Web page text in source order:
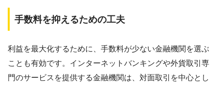
手数料を抑えるための工夫
利益を最大化するために、手数料が少ない金融機関を選ぶ
ことも有効です。インターネットバンキングや外貨取引専
門のサービスを提供する金融機関は、対面取引を中心とし